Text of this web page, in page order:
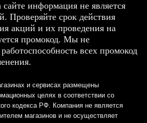
информация не является
Проверяйте срок действия
акций и их проведения на
промокод. Мы не
всех промокод
и сервисах размещены
целях в соответствии со
кодекса РФ. Компания не является
магазинов и не осуществляет